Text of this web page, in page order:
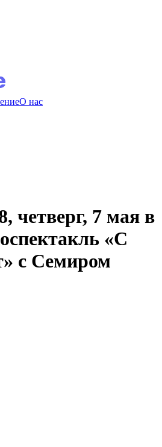
О нас
четверг, 7 мая в
«С
с Семиром